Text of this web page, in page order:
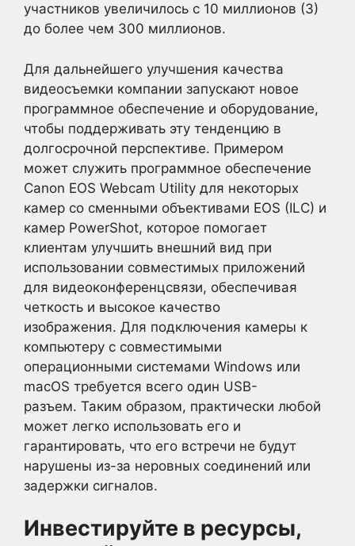
участников увеличилось с 10 миллионов (3)
до более чем 300 миллионов.
Для дальнейшего улучшения качества
видеосъемки компании запускают новое
программное обеспечение и оборудование,
чтобы поддерживать эту тенденцию в
долгосрочной перспективе. Примером
может служить программное обеспечение
Canon EOS Webcam Utility для некоторых
камер со сменными объективами EOS (ILC) и
камер PowerShot, которое помогает
клиентам улучшить внешний вид при
использовании совместимых приложений
для видеоконференцсвязи, обеспечивая
четкость и высокое качество
изображения. Для подключения камеры к
компьютеру с совместимыми
операционными системами Windows или
macOS требуется всего один USB-
разъем. Таким образом, практически любой
может легко использовать его и
гарантировать, что его встречи не будут
нарушены из-за неровных соединений или
задержки сигналов.
Инвестируйте в ресурсы,